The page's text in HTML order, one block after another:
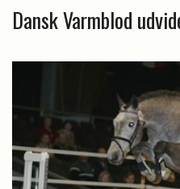
Dansk Varmblod